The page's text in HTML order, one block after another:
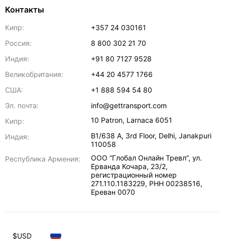
Контакты
Кипр:
+357 24 030161
Россия:
8 800 302 21 70
Индия:
+91 80 7127 9528
Великобритания:
+44 20 4577 1766
США:
+1 888 594 54 80
Эл. почта:
info@gettransport.com
Кипр:
10 Patron, Larnaca 6051
Индия:
B1/638 A, 3rd Floor, Delhi,Janakpuri
110058
Республика Армения:
ООО “Глобал Онлайн Тревл”, ул.
Ерванда Кочара, 23/2,
регистрационный номер
271.110.1183229, РНН 00238516,
Ереван 0070
$USD